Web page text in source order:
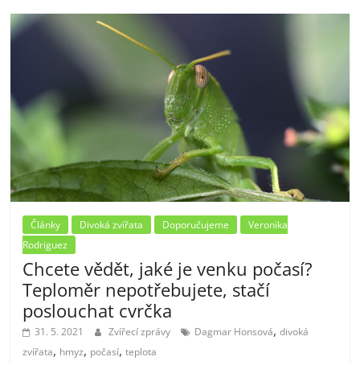
Články Divoká zvířata Doporučujeme
Veronika
Rodriguez
Chcete vědět, jaké je venku počasí?
Teploměr nepotřebujete, stačí
poslouchat cvrčka
31. 5. 2021 Zvířecí zprávy Dagmar Honsová,divoká
zvířata, hmyz, počasí,teplota